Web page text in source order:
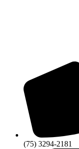
(75) 3294-2181